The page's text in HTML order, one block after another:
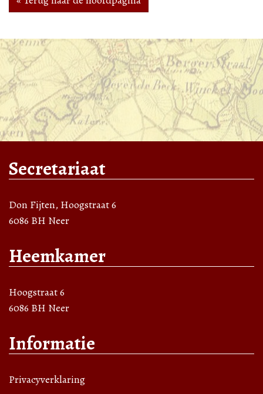
Secretariaat
Don Fijten, Hoogstraat 6
6086 BH Neer
Heemkamer
Hoogstraat 6
6086 BH Neer
Informatie
Privacyverklaring